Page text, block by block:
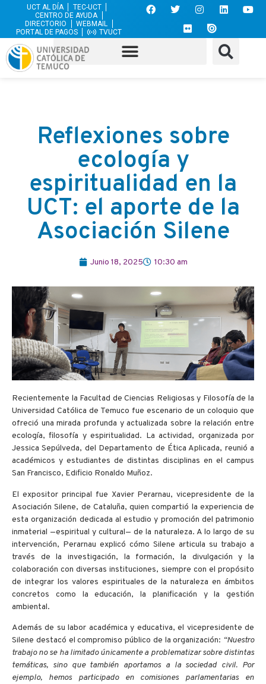
UCT AL DÍA
TEC-UCT
CENTRO DE AYUDA
DIRECTORIO
WEBMAIL
PORTAL DE PAGOS
TVUCT
Reflexiones sobre
ecología y
espiritualidad en la
UCT: el aporte de la
Asociación Silene
Junio 18, 2025 10:30 am
Recientemente la Facultad de Ciencias Religiosas y Filosofía de la
Universidad Católica de Temuco fue escenario de un coloquio que
ofreció una mirada profunda y actualizada sobre la relación entre
ecología, filosofía y espiritualidad. La actividad, organizada por
Jessica Sepúlveda, del Departamento de Ética Aplicada, reunió a
académicos y estudiantes de distintas disciplinas en el campus
San Francisco, Edificio Ronaldo Muñoz.
El expositor principal fue Xavier Perarnau, vicepresidente de la
Asociación Silene, de Cataluña, quien compartió la experiencia de
esta organización dedicada al estudio y promoción del patrimonio
inmaterial —espiritual y cultural— de la naturaleza. A lo largo de su
intervención, Perarnau explicó cómo Silene articula su trabajo a
través de la investigación, la formación, la divulgación y la
colaboración con diversas instituciones, siempre con el propósito
de integrar los valores espirituales de la naturaleza en ámbitos
concretos como la educación, la planificación y la gestión
ambiental.
Además de su labor académica y educativa, el vicepresidente de
Silene destacó el compromiso público de la organización: “Nuestro
trabajo no se ha limitado únicamente a problematizar sobre distintas
temáticas, sino que también aportamos a la sociedad civil. Por
ejemplo, hemos participado en comisiones parlamentarias en